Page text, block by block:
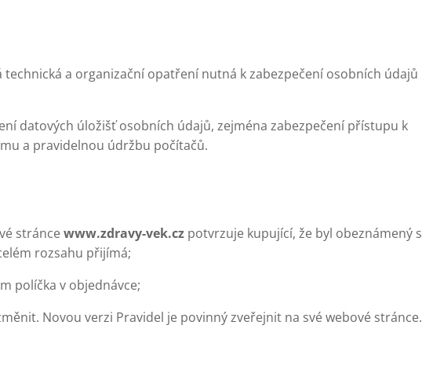
a organizační opatření nutná k zabezpečení osobních údajů
datových úložišť osobních údajů, zejména zabezpečení přístupu k
a pravidelnou údržbu počítačů.
stráncewww.zdravy-vek.czpotvrzuje kupující, že byl obeznámený s
rozsahu přijímá;
políčka v objednávce;
Novou verzi Pravidel je povinný zveřejnit na své webové stránce.